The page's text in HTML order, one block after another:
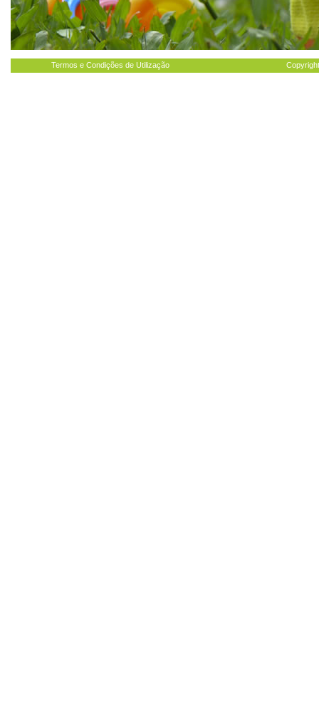
Termos e Condições de Utilização